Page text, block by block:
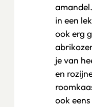
in een
ook erg
je van
en
ook